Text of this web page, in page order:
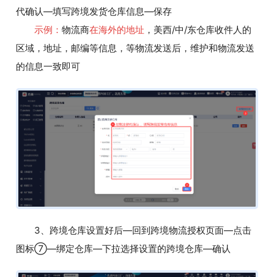
代确认—填写跨境发货仓库信息—保存
示例： 物流商在海外的地址 ，美西/中/东仓库收件人的
区域，地址，邮编等信息，等物流发送后，维护和物流发送
的信息一致即可
3、跨境仓库设置好后—回到跨境物流授权页面—点击
图标⑦—绑定仓库—下拉选择设置的跨境仓库—确认